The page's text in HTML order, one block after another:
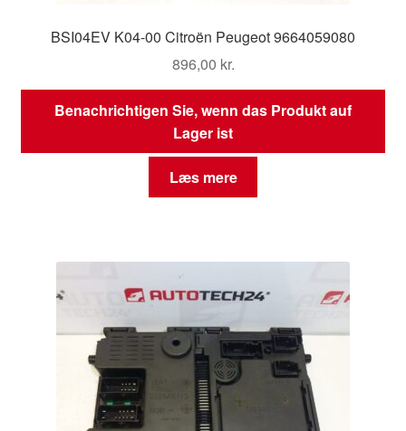
BSI04EV K04-00 Citroën Peugeot 9664059080
896,00 kr.
Benachrichtigen Sie, wenn das Produkt auf
Lager ist
Læs mere